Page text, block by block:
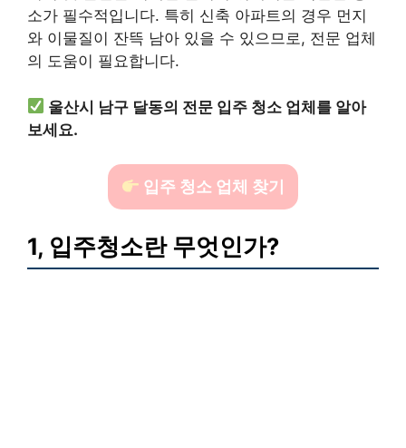
소가 필수적입니다. 특히 신축 아파트의 경우 먼지
와 이물질이 잔뜩 남아 있을 수 있으므로, 전문 업체
의 도움이 필요합니다.
울산시 남구 달동의 전문 입주 청소 업체를 알아
보세요.
입주 청소 업체 찾기
1, 입주청소란 무엇인가?